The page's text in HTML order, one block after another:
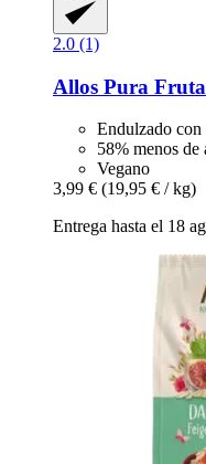
2.0 (1)
Allos Pura
Endulzado con
58% menos de
Vegano
3,99 € (19,95 € / kg)
Entrega hasta el 18